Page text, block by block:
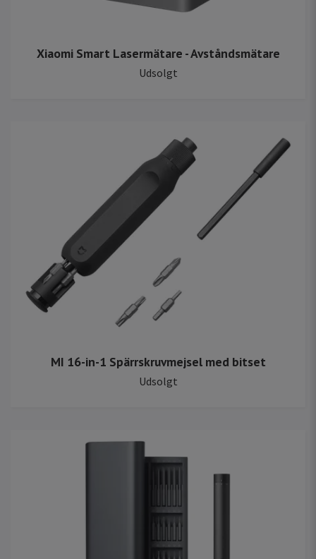
Xiaomi Smart Lasermätare - Avståndsmätare
Udsolgt
MI 16-in-1 Spärrskruvmejsel med bitset
Udsolgt